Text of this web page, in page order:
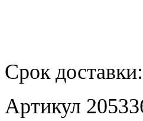
Срок доставки:
Артикул